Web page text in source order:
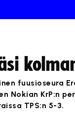
fuusioseura
Nokian KrP:n
TPS:n 5-3.